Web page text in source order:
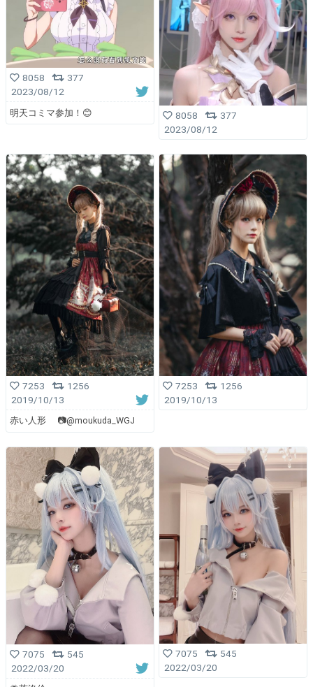
8058
377
2023/08/12
明天コミマ参加！😊 8058
377
2023/08/12
7253
1256
2019/10/13
赤い人形 📷@moukuda_WGJ
7253
1256
2019/10/13
7075
545
2022/03/20
7075
545
2022/03/20